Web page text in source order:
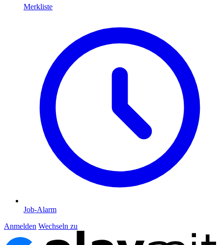
Merkliste
Job-Alarm
Anmelden Wechseln zu